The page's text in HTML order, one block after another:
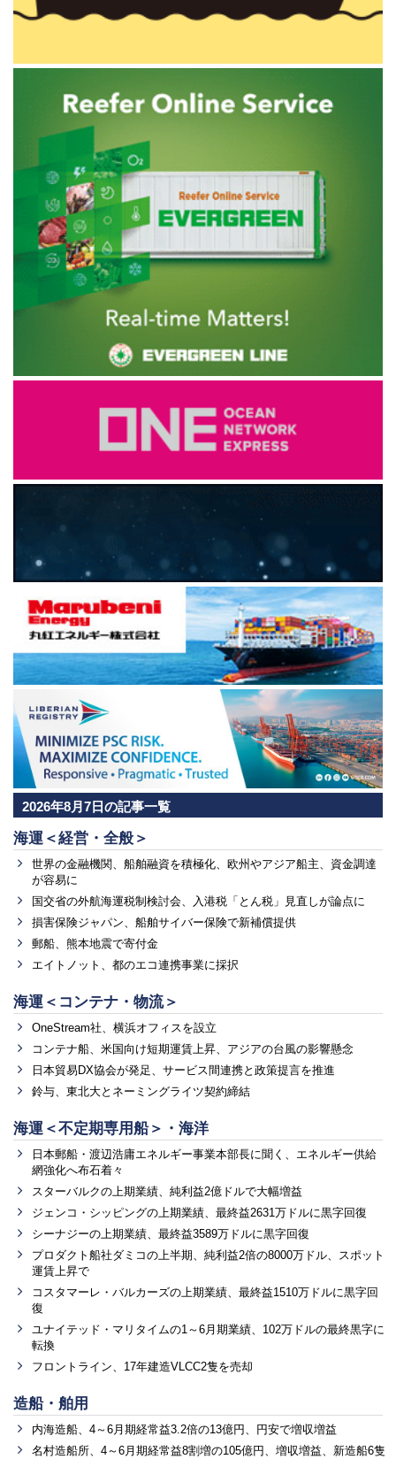
2026年8月7日の記事一覧
海運＜経営・全般＞
世界の金融機関、船舶融資を積極化、欧州やアジア船主、資金調達
が容易に
国交省の外航海運税制検討会、入港税「とん税」見直しが論点に
損害保険ジャパン、船舶サイバー保険で新補償提供
郵船、熊本地震で寄付金
エイトノット、都のエコ連携事業に採択
海運＜コンテナ・物流＞
OneStream社、横浜オフィスを設立
コンテナ船、米国向け短期運賃上昇、アジアの台風の影響懸念
日本貿易DX協会が発足、サービス間連携と政策提言を推進
鈴与、東北大とネーミングライツ契約締結
海運＜不定期専用船＞・海洋
日本郵船・渡辺浩庸エネルギー事業本部長に聞く、エネルギー供給
網強化へ布石着々
スターバルクの上期業績、純利益2億ドルで大幅増益
ジェンコ・シッピングの上期業績、最終益2631万ドルに黒字回復
シーナジーの上期業績、最終益3589万ドルに黒字回復
プロダクト船社ダミコの上半期、純利益2倍の8000万ドル、スポット
運賃上昇で
コスタマーレ・バルカーズの上期業績、最終益1510万ドルに黒字回
復
ユナイテッド・マリタイムの1～6月期業績、102万ドルの最終黒字に
転換
フロントライン、17年建造VLCC2隻を売却
造船・舶用
内海造船、4～6月期経常益3.2倍の13億円、円安で増収増益
名村造船所、4～6月期経常益8割増の105億円、増収増益、新造船6隻